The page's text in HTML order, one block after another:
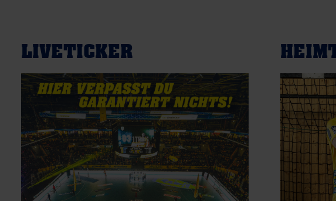
LIVETICKER